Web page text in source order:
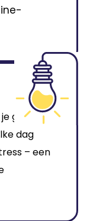
gewoon
dag
– een